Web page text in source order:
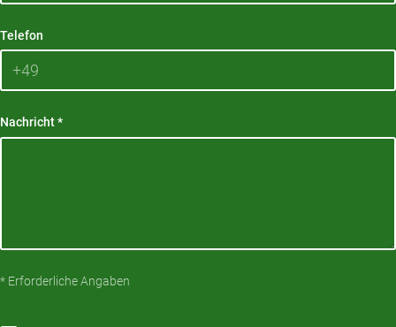
Telefon
Nachricht*
* Erforderliche Angaben